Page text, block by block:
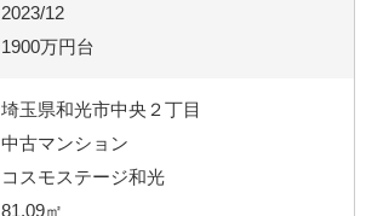
2023/12
1900万円台
埼玉県和光市中央２丁目
中古マンション
コスモステージ和光
81.09㎡